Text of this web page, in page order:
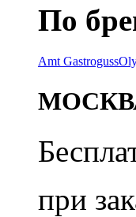
По
Amt Gastroguss
при